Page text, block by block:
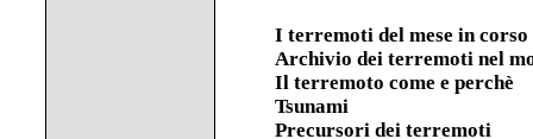
I terremoti del mese in corso
Archivio dei terremoti nel
Il terremoto come e perchè
Tsunami
Precursori dei terremoti